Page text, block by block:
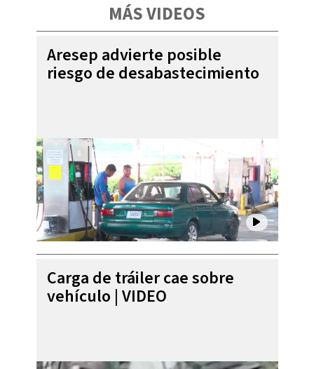
MÁS VIDEOS
Aresep advierte posible
riesgo de desabastecimiento
Carga de tráiler cae sobre
vehículo | VIDEO